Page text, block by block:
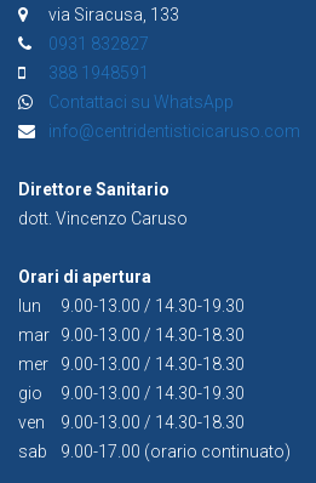
via Siracusa, 133
0931 832827
388 1948591
Contattaci su WhatsApp
info@centridentisticicaruso.com
Direttore Sanitario
dott. Vincenzo Caruso
Orari di apertura
lun
9.00-13.00 / 14.30-19.30
mar
9.00-13.00 / 14.30-18.30
mer
9.00-13.00 / 14.30-18.30
gio
9.00-13.00 / 14.30-19.30
ven
9.00-13.00 / 14.30-18.30
sab
9.00-17.00 (orario continuato)